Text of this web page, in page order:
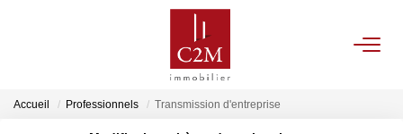
Accueil Professionnels Transmission d'entreprise